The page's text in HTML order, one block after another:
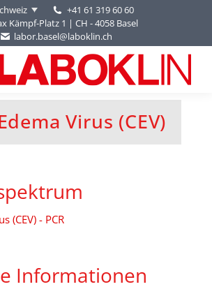
+41 61 319 60 60
Kämpf-Platz 1 | CH - 4058 Basel
labor.basel@laboklin.ch
Virus (CEV)
You are here:
(CEV) - PCR
Informationen